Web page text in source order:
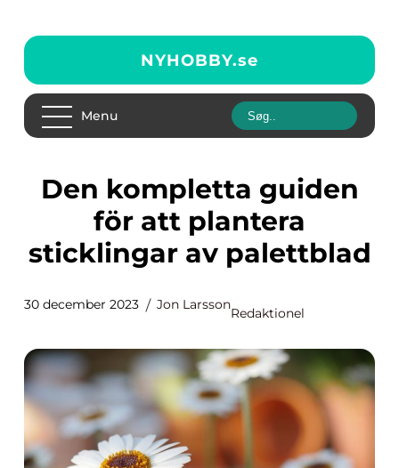
NYHOBBY.se
Menu
Den kompletta guiden
för att plantera
sticklingar av palettblad
30 december 2023 Jon Larsson
Redaktionel